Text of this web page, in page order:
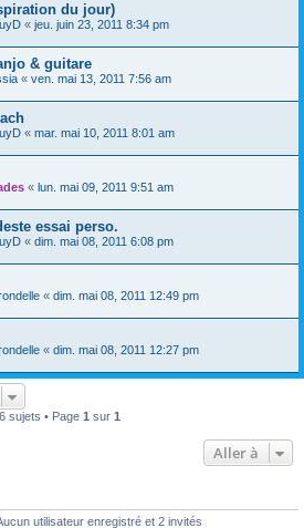
du jour)
« jeu. juin 23, 2011 8:34 pm
& guitare
« ven. mai 13, 2011 7:56 am
« mar. mai 10, 2011 8:01 am
« lun. mai 09, 2011 9:51 am
essai perso.
« dim. mai 08, 2011 6:08 pm
« dim. mai 08, 2011 12:49 pm
« dim. mai 08, 2011 12:27 pm
sujets • Page 1 sur 1
Aller à
utilisateur enregistré et 2 invités